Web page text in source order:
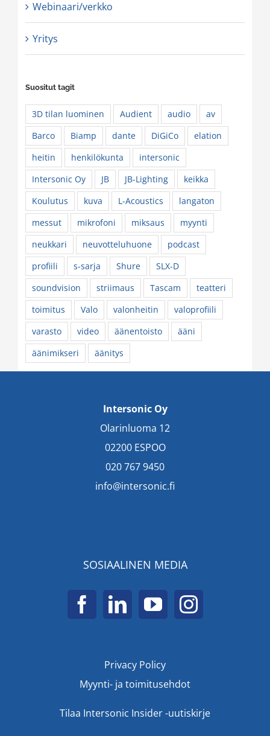
Webinaari/verkko
Yritys
Suositut tagit
3D tilan luominen Audient audio
av
Barco
Biamp dante DiGiCo
elation
heitin
henkilökunta
intersonic
Intersonic Oy
JB JB-Lighting
keikka
Koulutus
kuva L-Acoustics
langaton
messut
mikrofoni miksaus
myynti
neukkari
neuvotteluhuone
podcast
profiili
s-sarja Shure
SLX-D
soundvision
striimaus Tascam
teatteri
toimitus
Valo valonheitin
valoprofiili
varasto
video äänentoisto
ääni
äänimikseri
äänitys
Intersonic Oy
Olarinluoma 12
02200 ESPOO
020 767 9450
info@intersonic.fi
SOSIAALINEN MEDIA
Privacy Policy
Myynti- ja toimitusehdot
Tilaa Intersonic Insider -uutiskirje